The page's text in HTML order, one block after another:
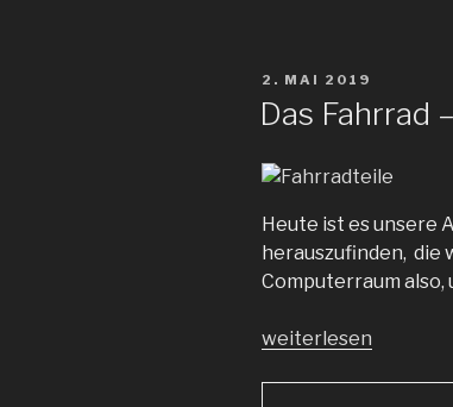
VERÖFFENTLICHT
2. MAI 2019
Das Fahrrad
Heute ist es unsere
herauszufinden, die
Computerraum also,
„Das
weiterlesen